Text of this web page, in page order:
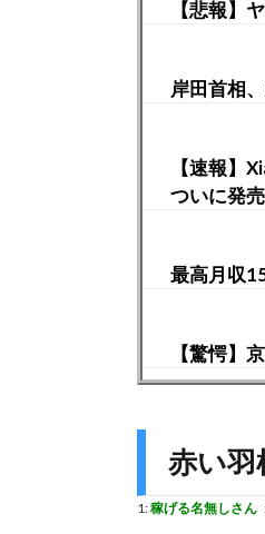
【悲報】
岸田首相
【速報】
ついに発
最高月収
【驚愕】
赤い羽
1:稼げる名無しさん